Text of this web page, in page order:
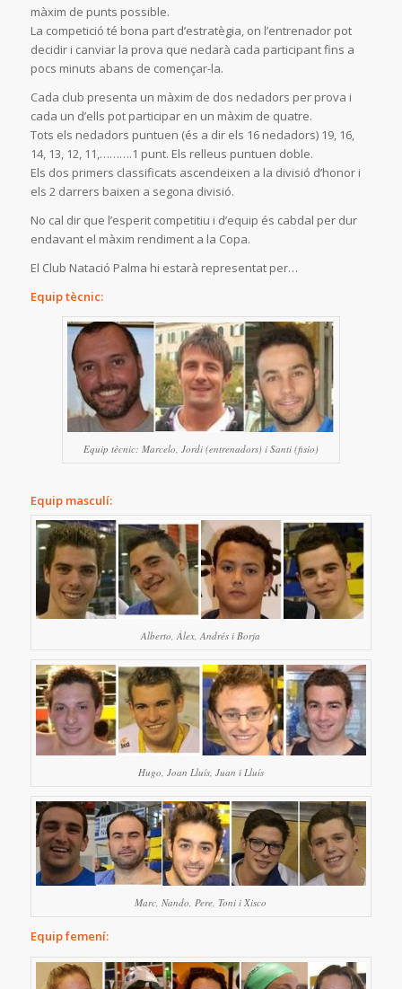
màxim de punts possible.
La competició té bona part d’estratègia, on l’entrenador pot
decidir i canviar la prova que nedarà cada participant fins a
pocs minuts abans de començar-la.
Cada club presenta un màxim de dos nedadors per prova i
cada un d’ells pot participar en un màxim de quatre.
Tots els nedadors puntuen (és a dir els 16 nedadors) 19, 16,
14, 13, 12, 11,……….1 punt. Els relleus puntuen doble.
Els dos primers classificats ascendeixen a la divisió d’honor i
els 2 darrers baixen a segona divisió.
No cal dir que l’esperit competitiu i d’equip és cabdal per dur
endavant el màxim rendiment a la Copa.
El Club Natació Palma hi estarà representat per…
Equip tècnic:
Equip tècnic: Marcelo, Jordi (entrenadors) i Santi (fisio)
Equip masculí:
Alberto, Álex, Andrés i Borja
Hugo, Joan Lluís, Juan i Lluís
Marc, Nando, Pere, Toni i Xisco
Equip femení: